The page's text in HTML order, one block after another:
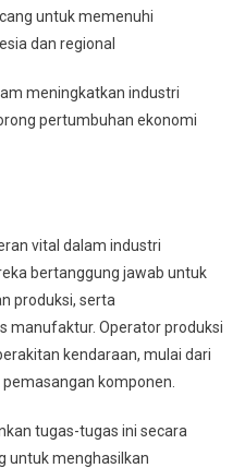
untuk memenuhi
dan regional
meningkatkan industri
pertumbuhan ekonomi
vital dalam industri
bertanggung jawab untuk
produksi, serta
manufaktur. Operator produksi
kendaraan, mulai dari
komponen.
tugas-tugas ini secara
untuk menghasilkan